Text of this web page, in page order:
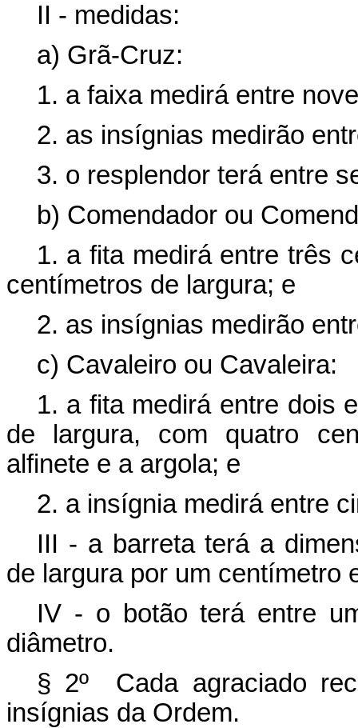
II - medidas:
a) Grã-Cruz:
1. a faixa medirá entre
2. as insígnias medirão
3. o resplendor terá entre
b) Comendador ou
1. a fita medirá entre três
centímetros de largura; e
2. as insígnias medirão
c) Cavaleiro ou Cavaleira:
1. a fita medirá entre dois
de largura, com quatro
alfinete e a argola; e
2. a insígnia medirá entre
III - a barreta terá a
de largura por um centímetro
IV - o botão terá entre
diâmetro.
§ 2º Cada agraciado
insígnias da Ordem.